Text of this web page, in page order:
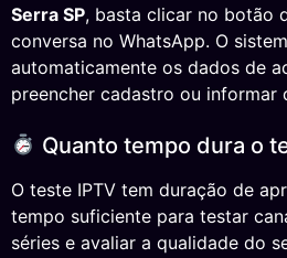
Serra SP, basta clicar no botão
conversa no WhatsApp. O
automaticamente os dados de
preencher cadastro ou informar
Quanto tempo dura o
O teste IPTV tem duração de
tempo suficiente para testar
séries e avaliar a qualidade do